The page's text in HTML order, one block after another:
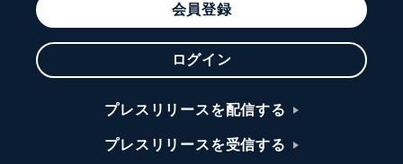
会員登録
ログイン
プレスリリースを配信する
プレスリリースを受信する